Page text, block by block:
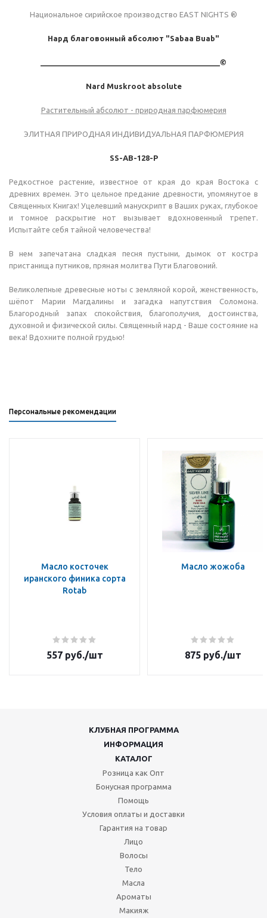
Национальное сирийское производство EAST NIGHTS ®
Нард благовонный абсолют "Sabaa Buab"
___________________________________________©
Nard Muskrootabsolute
Растительный абсолют - природная парфюмерия
ЭЛИТНАЯ ПРИРОДНАЯ ИНДИВИДУАЛЬНАЯ ПАРФЮМЕРИЯ
SS-AB-128-P
Редкостное растение, известное от края до края Востока с
древних времен. Это цельное предание древности, упомянутое в
Священных Книгах! Уцелевший манускрипт в Ваших руках, глубокое
и томное раскрытие нот вызывает вдохновенный трепет.
Испытайте себя тайной человечества!
В нем запечатана сладкая песня пустыни, дымок от костра
пристанища путников, пряная молитва Пути Благовоний.
Великолепные древесные ноты с земляной корой, женственность,
шёпот Марии Магдалины и загадка напутствия Соломона.
Благородный запах спокойствия, благополучия, достоинства,
духовной и физической силы. Священный нард - Ваше состояние на
века! Вдохните полной грудью!
Персональные рекомендации
Масло косточек
иранского финика сорта
Rotab
557руб./шт
Масло жожоба
875руб./шт
КЛУБНАЯ ПРОГРАММА
ИНФОРМАЦИЯ
КАТАЛОГ
Розница как Опт
Бонусная программа
Помощь
Условия оплаты и доставки
Гарантия на товар
Лицо
Волосы
Тело
Масла
Ароматы
Макияж